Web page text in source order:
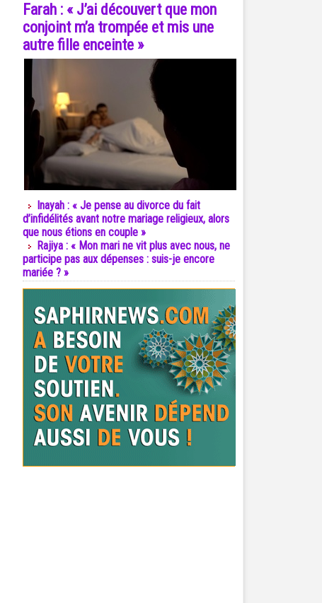
Farah : « J’ai découvert que mon
conjoint m’a trompée et mis une
autre fille enceinte »
Inayah : « Je pense au divorce du fait
d’infidélités avant notre mariage religieux, alors
que nous étions en couple »
Rajiya : « Mon mari ne vit plus avec nous, ne
participe pas aux dépenses : suis-je encore
mariée ? »